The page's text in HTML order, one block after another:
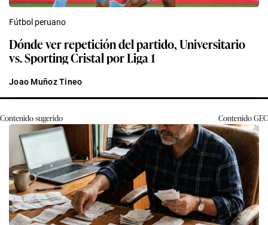
Fútbol peruano
Dónde ver repetición del partido, Universitario
vs. Sporting Cristal por Liga 1
Joao Muñoz Tineo
Contenido sugerido ContenidoGEC